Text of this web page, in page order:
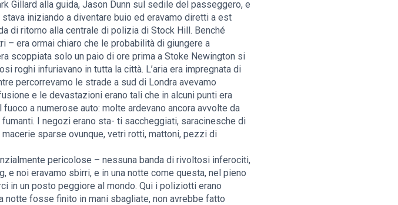
Gillard alla guida, Jason Dunn sul sedile del passeggero, e
iniziando a diventare buio ed eravamo diretti a est
di ritorno alla centrale di polizia di Stock Hill. Benché
– era ormai chiaro che le probabilità di giungere a
scoppiata solo un paio di ore prima a Stoke Newington si
roghi infuriavano in tutta la città. L’aria era impregnata di
percorrevamo le strade a sud di Londra avevamo
e le devastazioni erano tali che in alcuni punti era
a numerose auto: molte ardevano ancora avvolte da
I negozi erano sta- ti saccheggiati, saracinesche di
sparse ovunque, vetri rotti, mattoni, pezzi di
pericolose – nessuna banda di rivoltosi inferociti,
noi eravamo sbirri, e in una notte come questa, nel pieno
in un posto peggiore al mondo. Qui i poliziotti erano
notte fosse finito in mani sbagliate, non avrebbe fatto